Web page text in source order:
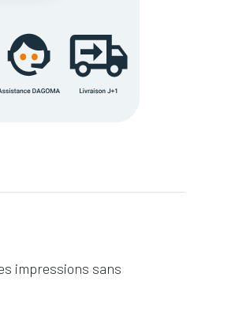
impressions sans